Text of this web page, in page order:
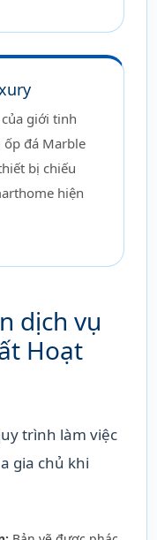
giới tinh
ốp đá Marble
bị chiếu
hiện
dịch vụ
Hoạt
trình làm việc
gia chủ khi